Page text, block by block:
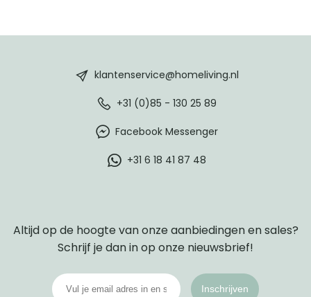
klantenservice@homeliving.nl
+31 (0)85 - 130 25 89
Facebook Messenger
+31 6 18 41 87 48
Altijd op de hoogte van onze aanbiedingen en sales?
Schrijf je dan in op onze nieuwsbrief!
Inschrijven